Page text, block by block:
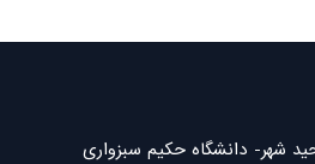
شهر- دانشگاه حکیم سبزواری